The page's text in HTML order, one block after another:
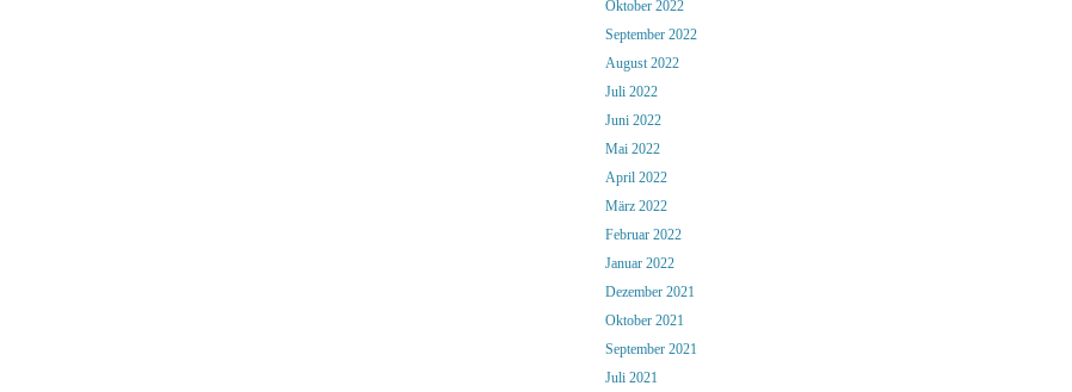
Oktober 2022
September 2022
August 2022
Juli 2022
Juni 2022
Mai 2022
April 2022
März 2022
Februar 2022
Januar 2022
Dezember 2021
Oktober 2021
September 2021
Juli 2021